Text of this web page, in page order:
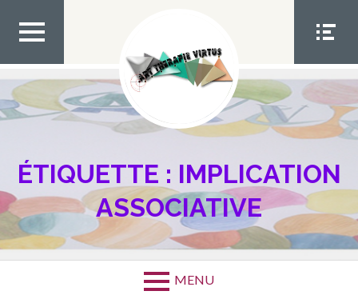
contenu
U TOP
U
L
ÉTIQUETTE : IMPLICATION
ASSOCIATIVE
MENU